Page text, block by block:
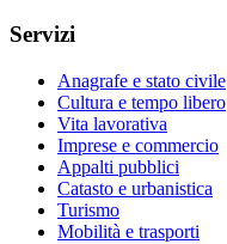
Servizi
Anagrafe e stato civile
Cultura e tempo libero
Vita lavorativa
Imprese e commercio
Appalti pubblici
Catasto e urbanistica
Turismo
Mobilità e trasporti